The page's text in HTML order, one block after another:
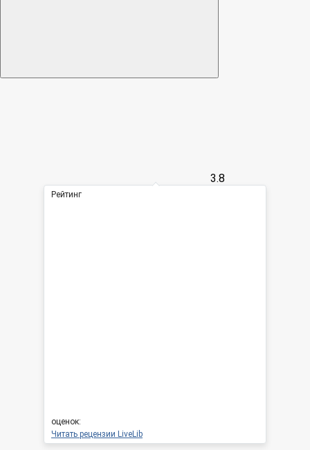
3.8
Рейтинг
оценок:
Читать рецензии LiveLib